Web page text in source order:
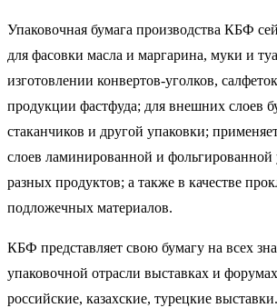
Упаковочная бумага производства КБФ
для фасовки масла и маргарина, муки и
изготовлении конвертов-уголков,
продукции фастфуда; для внешних слоев
стаканчиков и другой упаковки;
слоев ламинированной и
разных продуктов; а также в качестве
подложечных материалов.
КБФ представляет свою бумагу на всех
упаковочной отрасли выставках и
российские, казахские, турецкие выставки.